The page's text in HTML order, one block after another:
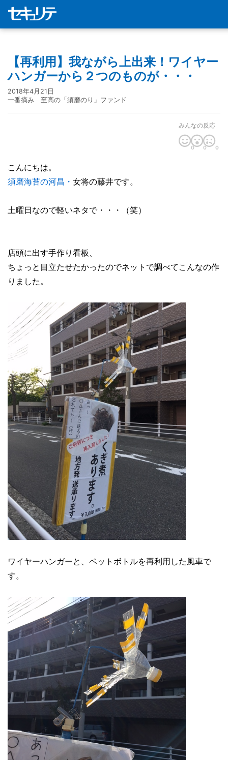
【再利用】我ながら上出来！ワイヤー
ハンガーから２つのものが・・・
2018年4月21日
一番摘み 至高の「須磨のり」ファンド
みんなの反応
0 0 0
こんにちは。
須磨海苔の河昌・ 女将の藤井です。
土曜日なので軽いネタで・・・（笑）
店頭に出す手作り看板、
ちょっと目立たせたかったのでネットで調べてこんなの作
りました。
ワイヤーハンガーと、ペットボトルを再利用した風車で
す。